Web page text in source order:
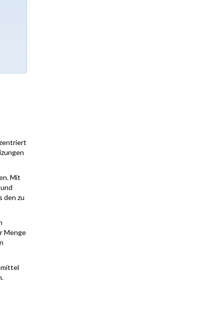
Mit
den zu
Menge